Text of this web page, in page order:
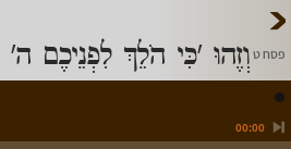
וְזֶהוּ 'כִּי הֹלֵךְ לִפְנֵיכֶם
<
פסח ט
00:00